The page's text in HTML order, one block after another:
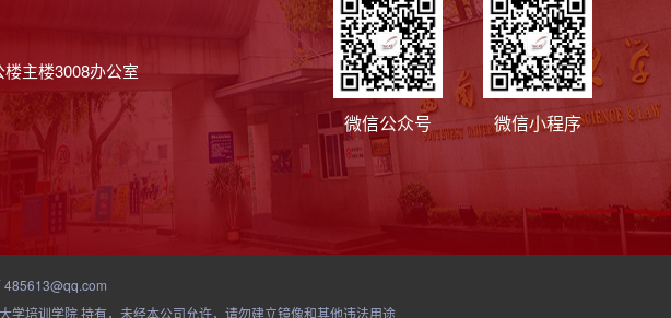
主楼3008办公室
微信公众号 微信小程序
485613@qq.com
培训学院 持有，未经本公司允许，请勿建立镜像和其他违法用途